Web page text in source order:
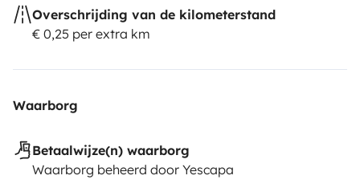
Overschrijding van de kilometerstand
€ 0,25 per extra km
Waarborg
Betaalwijze(n) waarborg
Waarborg beheerd door Yescapa